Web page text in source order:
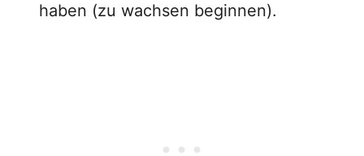
haben (zu wachsen beginnen).